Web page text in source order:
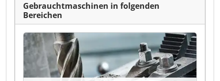
Gebrauchtmaschinen in folgenden
Bereichen